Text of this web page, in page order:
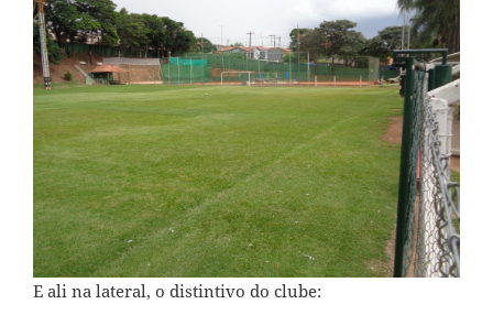
E ali na lateral, o distintivo do clube: